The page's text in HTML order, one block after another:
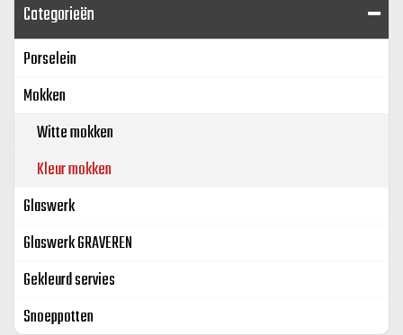
Categorieën
Porselein
Mokken
Witte mokken
Kleur mokken
Glaswerk
Glaswerk GRAVEREN
Gekleurd servies
Snoeppotten